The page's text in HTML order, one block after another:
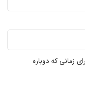
زمانی که دوباره